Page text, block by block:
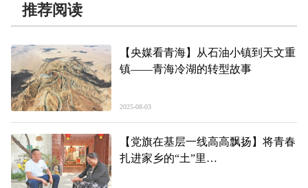
推荐阅读
【央媒看青海】从石油小镇到天文重
镇——青海冷湖的转型故事
2025-08-03
【党旗在基层一线高高飘扬】将青春
扎进家乡的“土”里